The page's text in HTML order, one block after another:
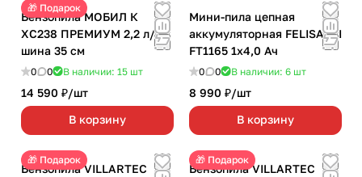
🎁 Подарок
Бензопила МОБИЛ К
ХС238 ПРЕМИУМ 2,2 л/с
шина 35 см
0 0 В наличии: 15 шт
14 590 ₽/шт
В корзину
Мини-пила цепная
аккумуляторная FELISATTI
FT1165 1х4,0 Ач
0 0 В наличии: 6 шт
8 990 ₽/шт
В корзину
🎁 Подарок
Бензопила VILLARTEC
🎁 Подарок
Бензопила VILLARTEC